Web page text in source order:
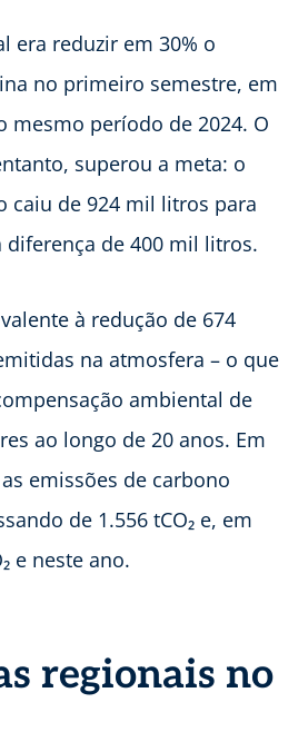
era reduzir em 30% o
no primeiro semestre, em
mesmo período de 2024. O
superou a meta: o
caiu de 924 mil litros para
de 400 mil litros.
à redução de 674
na atmosfera – o que
ambiental de
ao longo de 20 anos. Em
emissões de carbono
de 1.556 tCO₂ e, em
e neste ano.
regionais no